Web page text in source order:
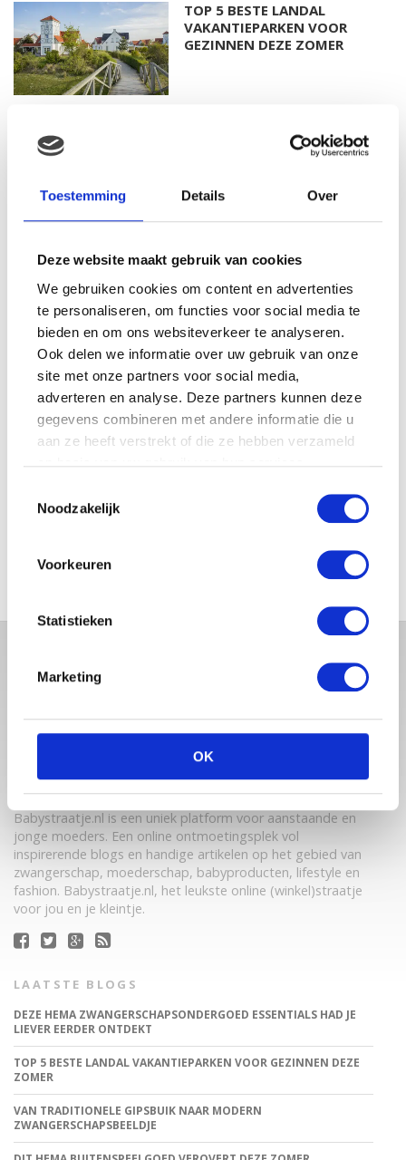
Toestemming Details Over
Deze website maakt gebruik van cookies
We gebruiken cookies om content en advertenties
te personaliseren, om functies voor social media te
bieden en om ons websiteverkeer te analyseren.
Ook delen we informatie over uw gebruik van onze
site met onze partners voor social media,
adverteren en analyse. Deze partners kunnen deze
gegevens combineren met andere informatie die u
aan ze heeft verstrekt of die ze hebben verzameld
Noodzakelijk
Voorkeuren
Statistieken
Marketing
OK
TOP 5 BESTE LANDAL
VAKANTIEPARKEN VOOR
GEZINNEN DEZE ZOMER
DIT HEMA BUITENSPEELGOED
VEROVERT DEZE ZOMER
SALE BIJ PRÉNATAL: SHOP NU
TOT 50% KORTING
WAAROM COMFORT
BELANGRIJKER WORDT NA JE
ZWANGERSCHAP
5X TIPS OM ALS KERSVERSE
OUDER TE GENIETEN VAN EEN
Babystraatje.nl is een uniek platform voor aanstaande en
jonge moeders. Een online ontmoetingsplek vol
inspirerende blogs en handige artikelen op het gebied van
zwangerschap, moederschap, babyproducten, lifestyle en
fashion. Babystraatje.nl, het leukste online (winkel)straatje
voor jou en je kleintje.
LAATSTE BLOGS
DEZE HEMA ZWANGERSCHAPSONDERGOED ESSENTIALS HAD JE
LIEVER EERDER ONTDEKT
TOP 5 BESTE LANDAL VAKANTIEPARKEN VOOR GEZINNEN DEZE
ZOMER
VAN TRADITIONELE GIPSBUIK NAAR MODERN
ZWANGERSCHAPSBEELDJE